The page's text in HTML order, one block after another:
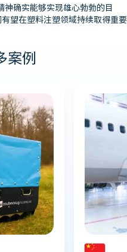
确实能够实现雄心勃勃的目
望在塑料注塑领域持续取得重要
案例